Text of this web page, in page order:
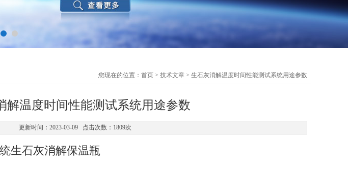
您现在的位置： 首页 > 技术文章 > 生石灰消解温度时间性能测试系统用途参数
解温度时间性能测试系统用途参数
更新时间：2023-03-09 点击次数：1809次
生石灰消解保温瓶